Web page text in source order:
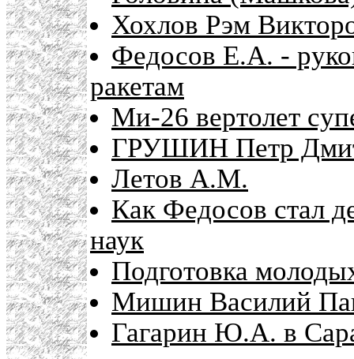
Хохлов Рэм
Федосов Е.А. -
ракетам
Ми-26 вертолет
ГРУШИН Петр
Летов А.М.
Как Федосов стал
наук
Подготовка
Мишин Василий
Гагарин Ю.А. в